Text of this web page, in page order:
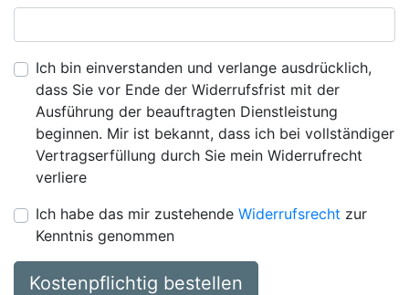
Ich bin einverstanden und verlange ausdrücklich,
dass Sie vor Ende der Widerrufsfrist mit der
Ausführung der beauftragten Dienstleistung
beginnen. Mir ist bekannt, dass ich bei vollständiger
Vertragserfüllung durch Sie mein Widerrufrecht
verliere
Ich habe das mir zustehende Widerrufsrecht zur
Kenntnis genommen
Kostenpflichtig bestellen